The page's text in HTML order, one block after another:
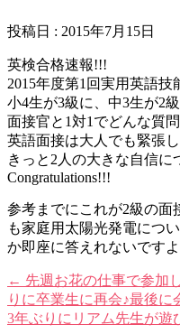
投稿日 : 2015年7月15日
英検合格速報!!!
2015年度第1回実用英語技
小4生が3級に、中3生が2
面接官と1対1でどんな質
英語面接は大人でも緊張
きっと2人の大きな自信に
Congratulations!!!
参考までにこれが2級の面
も家庭用太陽光発電につ
か即座に答えれないです
← 先週お花の仕事で参加
りに卒業生に再会♪最後に
3年ぶりにリアム先生が遊